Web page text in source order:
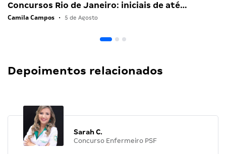
Concursos Rio de Janeiro: iniciais de até…
Camila Campos • 5 de Agosto
Depoimentos relacionados
Sarah C.
Concurso Enfermeiro PSF